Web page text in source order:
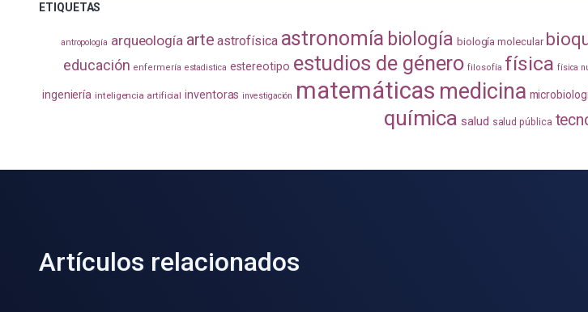
ETIQUETAS
antropología arqueología arte astrofísica astronomía biología biología molecular
educación enfermería estadistica estereotipo estudios de género filosofía física física
ingeniería inteligencia artificial inventoras investigación matemáticas medicina
química salud salud pública
Artículos relacionados